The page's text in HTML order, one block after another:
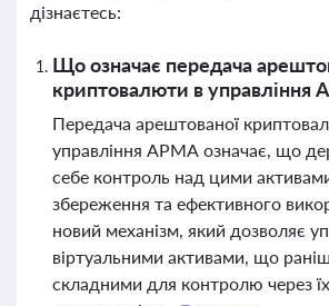
дізнаєтесь:
Що означає передача
криптовалюти в управління
Передача арештованої
управління АРМА означає, що
себе контроль над цими
збереження та ефективного
новий механізм, який дозволяє
віртуальними активами, що
складними для контролю через